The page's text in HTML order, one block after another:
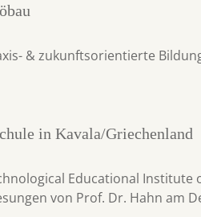
& zukunftsorientierte
in Kavala/Griechenland
Educational Institute
von Prof. Dr. Hahn am